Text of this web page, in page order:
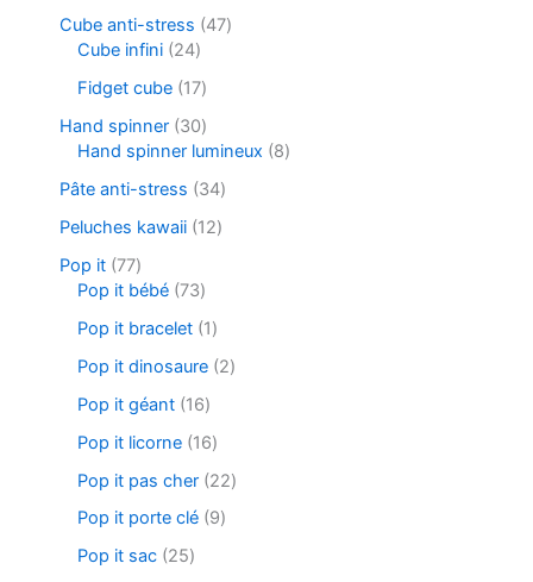
Cube anti-stress
47
Cube infini 24
Fidget cube 17
Hand spinner 30
Hand spinner lumineux
8
Pâte anti-stress
34
Peluches kawaii 12
Pop it 77
Pop it bébé 73
Pop it bracelet 1
Pop it dinosaure 2
Pop it géant 16
Pop it licorne 16
Pop it pas cher 22
Pop it porte clé 9
Pop it sac 25